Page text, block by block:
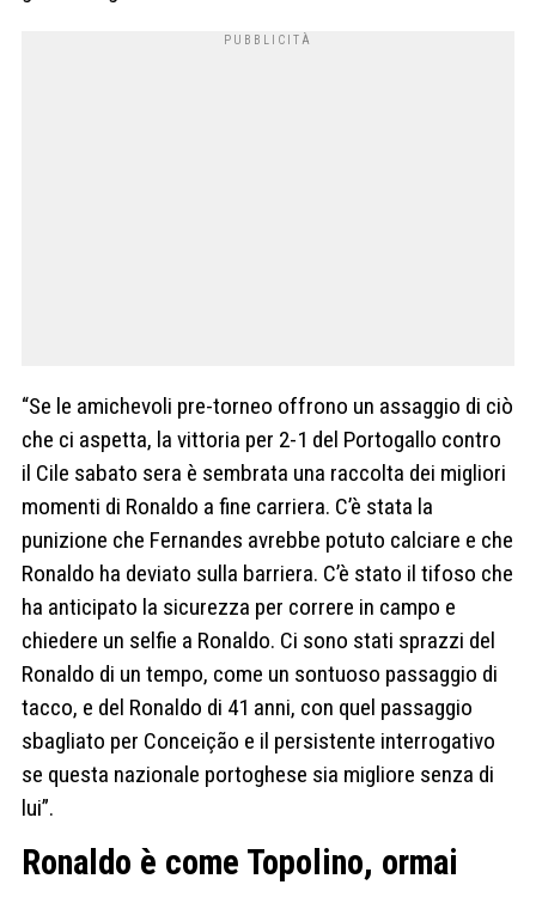
“Se le amichevoli pre-torneo offrono un assaggio di ciò
che ci aspetta, la vittoria per 2-1 del Portogallo contro
il Cile sabato sera è sembrata una raccolta dei migliori
momenti di Ronaldo a fine carriera. C’è stata la
punizione che Fernandes avrebbe potuto calciare e che
Ronaldo ha deviato sulla barriera. C’è stato il tifoso che
ha anticipato la sicurezza per correre in campo e
chiedere un selfie a Ronaldo. Ci sono stati sprazzi del
Ronaldo di un tempo, come un sontuoso passaggio di
tacco, e del Ronaldo di 41 anni, con quel passaggio
sbagliato per Conceição e il persistente interrogativo
se questa nazionale portoghese sia migliore senza di
lui”.
Ronaldo è come Topolino, ormai